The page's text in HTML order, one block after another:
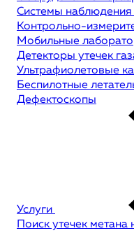
Системы
Контрольно-
Мобильные
Детекторы утечек
Ультрафиолетовые
Беспилотные
Дефектоскопы
Услуги
Поиск утечек